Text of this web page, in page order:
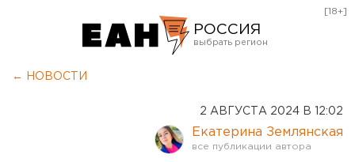
РОССИЯ
Оренбург
[18+]
← НОВОСТИ
2 АВГУСТА 2024 В 12:02
Екатерина Землянская